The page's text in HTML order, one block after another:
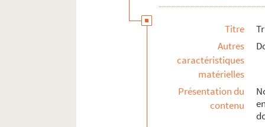
Titre
Autres
caractéristiques
matérielles
Présentation du
contenu